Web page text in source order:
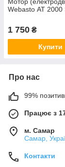
Webasto АТ 2000
1 750 ₴
Купити
Про нас
99%
Працює з
м. Самар
Самар,
Контакти